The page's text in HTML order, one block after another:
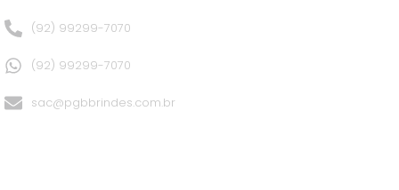
(92) 99299-7070
(92) 99299-7070
sac@pgbbrindes.com.br